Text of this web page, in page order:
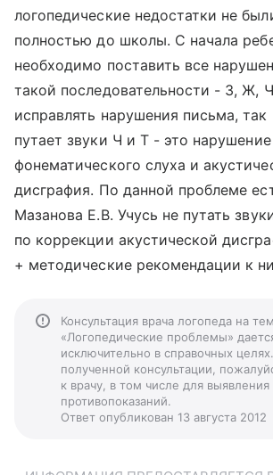
логопедические недостатки не
полностью до школы. С начала
необходимо поставить все
такой последовательности - З, Ж,
исправлять нарушения письма, так
путает звуки Ч и Т - это нарушение
фонематического слуха и
дисграфия. По данной проблеме
Мазанова Е.В. Учусь не путать
по коррекции акустической
+ методические рекомендации к
Консультация врача логопеда на
«Логопедические проблемы»
исключительно в справочных
полученной консультации,
к врачу, в том числе для
противопоказаний.
Ответ опубликован 13 августа 2012